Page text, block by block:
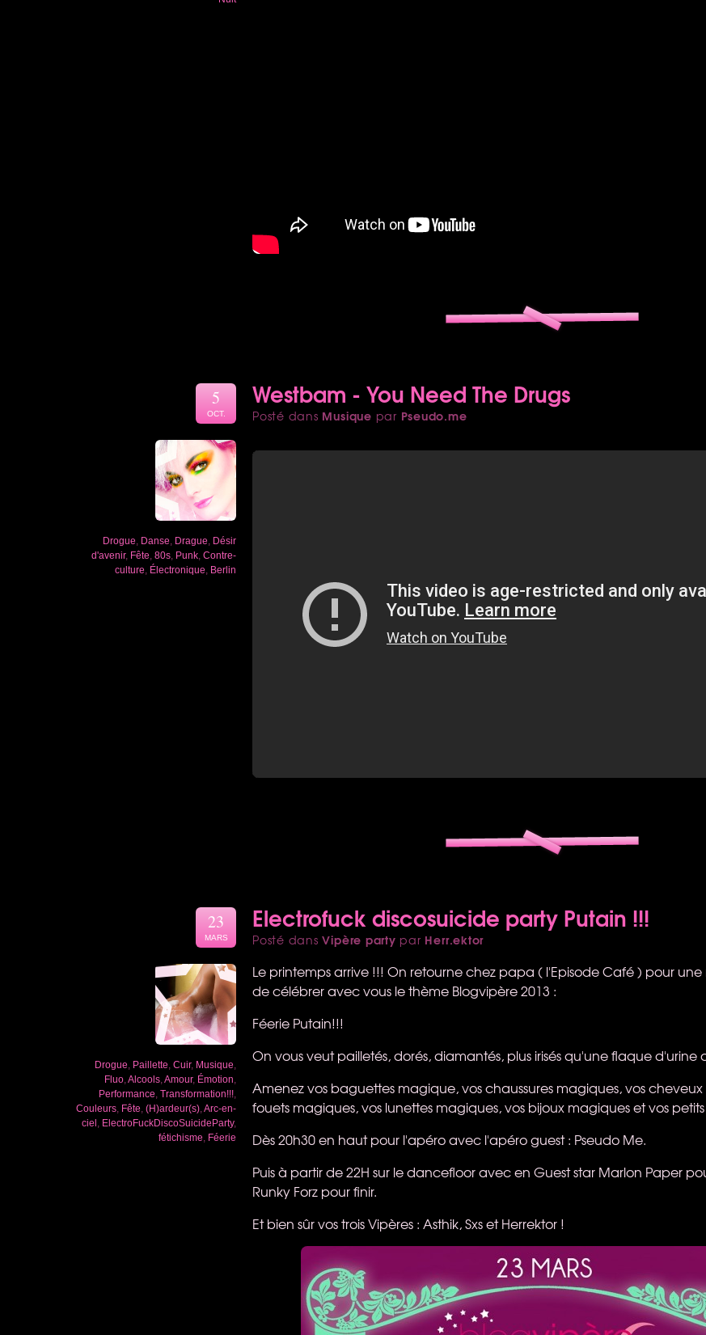
Westbam - You Need The Drugs
Posté dans Musique par Pseudo.me
5
OCT.
Drogue Danse Drague Désir
d'avenir, Fête 80s Punk Contre-
culture Électronique Berlin
Electrofuck discosuicide party Putain !!!
Posté dansVipère party par Herr.ektor
23
MARS
Drogue Paillette Cuir, Musique
Fluo Alcools Amour, Émotion
Performance Transformation!!!
Couleurs Fête (H)ardeur(s) Arc-en-
ciel ElectroFuckDiscoSuicideParty,
fétichisme Féerie
Le printemps arrive !!! On retourne chez papa ( l'Episode Café ) pour une
de célébrer avec vous le thème Blogvipère 2013 :
Féerie Putain!!!
On vous veut pailletés, dorés, diamantés, plus irisés qu'une flaque d'urine
Amenez vos baguettes magique, vos chaussures magiques, vos
fouets magiques, vos lunettes magiques, vos bijoux magiques et vos
Dès 20h30 en haut pour l'apéro avec l'apéro guest : Pseudo Me.
Puis à partir de 22H sur le dancefloor avec en Guest star Marlon Paper
Runky Forz pour finir.
Et bien sûr vos trois Vipères : Asthik, Sxs et Herrektor !